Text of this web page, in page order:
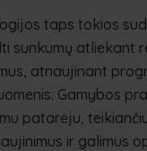
taps tokios
sunkumų atliekant
atnaujinant
Gamybos
patarėju,
ir galimus